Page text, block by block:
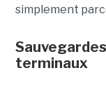
simplement
terminaux